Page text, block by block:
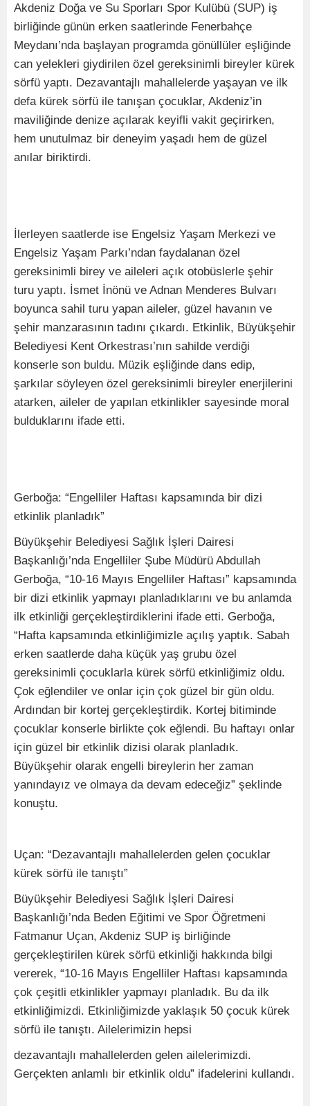
Akdeniz Doğa ve Su Sporları Spor Kulübü (SUP) iş
birliğinde günün erken saatlerinde Fenerbahçe
Meydanı’nda başlayan programda gönüllüler eşliğinde
can yelekleri giydirilen özel gereksinimli bireyler kürek
sörfü yaptı. Dezavantajlı mahallelerde yaşayan ve ilk
defa kürek sörfü ile tanışan çocuklar, Akdeniz’in
maviliğinde denize açılarak keyifli vakit geçirirken,
hem unutulmaz bir deneyim yaşadı hem de güzel
anılar biriktirdi.
İlerleyen saatlerde ise Engelsiz Yaşam Merkezi ve
Engelsiz Yaşam Parkı’ndan faydalanan özel
gereksinimli birey ve aileleri açık otobüslerle şehir
turu yaptı. İsmet İnönü ve Adnan Menderes Bulvarı
boyunca sahil turu yapan aileler, güzel havanın ve
şehir manzarasının tadını çıkardı. Etkinlik, Büyükşehir
Belediyesi Kent Orkestrası’nın sahilde verdiği
konserle son buldu. Müzik eşliğinde dans edip,
şarkılar söyleyen özel gereksinimli bireyler enerjilerini
atarken, aileler de yapılan etkinlikler sayesinde moral
bulduklarını ifade etti.
Gerboğa: “Engelliler Haftası kapsamında bir dizi
etkinlik planladık”
Büyükşehir Belediyesi Sağlık İşleri Dairesi
Başkanlığı’nda Engelliler Şube Müdürü Abdullah
Gerboğa, “10-16 Mayıs Engelliler Haftası” kapsamında
bir dizi etkinlik yapmayı planladıklarını ve bu anlamda
ilk etkinliği gerçekleştirdiklerini ifade etti. Gerboğa,
“Hafta kapsamında etkinliğimizle açılış yaptık. Sabah
erken saatlerde daha küçük yaş grubu özel
gereksinimli çocuklarla kürek sörfü etkinliğimiz oldu.
Çok eğlendiler ve onlar için çok güzel bir gün oldu.
Ardından bir kortej gerçekleştirdik. Kortej bitiminde
çocuklar konserle birlikte çok eğlendi. Bu haftayı onlar
için güzel bir etkinlik dizisi olarak planladık.
Büyükşehir olarak engelli bireylerin her zaman
yanındayız ve olmaya da devam edeceğiz” şeklinde
konuştu.
Uçan: “Dezavantajlı mahallelerden gelen çocuklar
kürek sörfü ile tanıştı”
Büyükşehir Belediyesi Sağlık İşleri Dairesi
Başkanlığı’nda Beden Eğitimi ve Spor Öğretmeni
Fatmanur Uçan, Akdeniz SUP iş birliğinde
gerçekleştirilen kürek sörfü etkinliği hakkında bilgi
vererek, “10-16 Mayıs Engelliler Haftası kapsamında
çok çeşitli etkinlikler yapmayı planladık. Bu da ilk
etkinliğimizdi. Etkinliğimizde yaklaşık 50 çocuk kürek
sörfü ile tanıştı. Ailelerimizin hepsi
dezavantajlı mahallelerden gelen ailelerimizdi.
Gerçekten anlamlı bir etkinlik oldu” ifadelerini kullandı.